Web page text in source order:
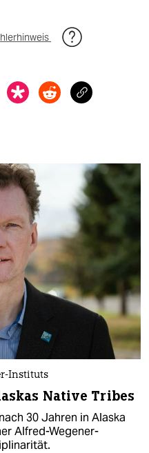
Instituts
Native Tribes
30 Jahren in Alaska
Alfred-Wegener-